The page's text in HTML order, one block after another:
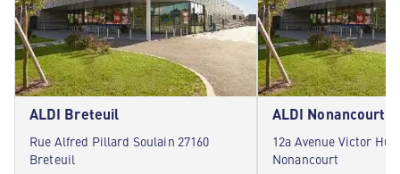
ALDI Breteuil
Rue Alfred Pillard Soulain 27160
Breteuil
ALDI Nonancourt
12a Avenue Victor
Nonancourt